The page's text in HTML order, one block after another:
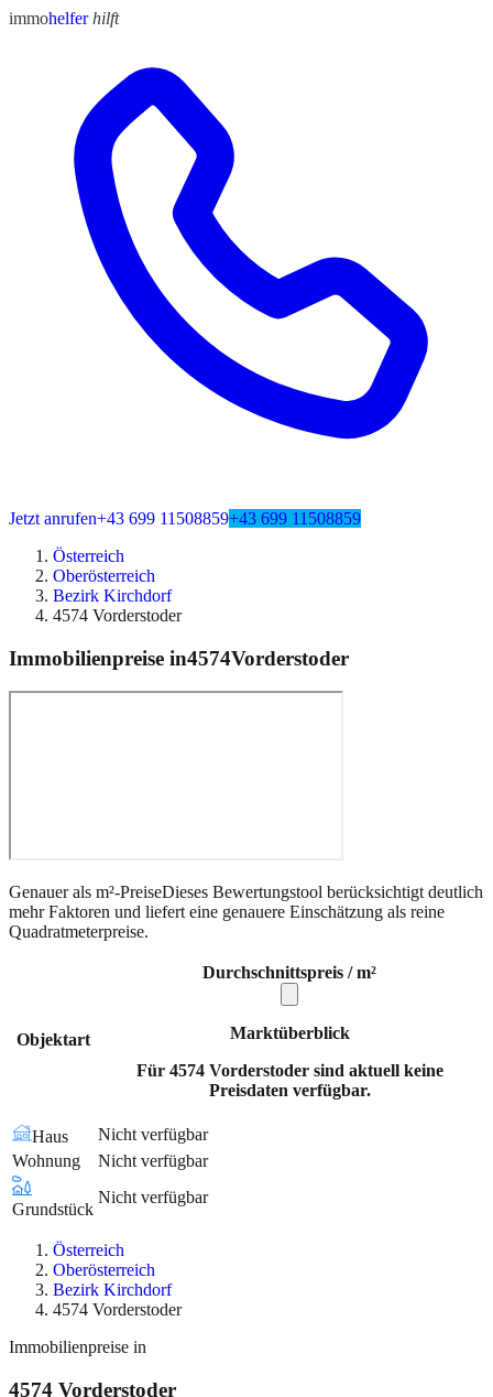
immohelfer hilft
Jetzt anrufen+43 699 11508859+43 699 11508859
Österreich
Oberösterreich
Bezirk Kirchdorf
4574 Vorderstoder
Immobilienpreise in4574Vorderstoder
Genauer als m²-PreiseDieses Bewertungstool berücksichtigt deutlich
mehr Faktoren und liefert eine genauere Einschätzung als reine
Quadratmeterpreise.
Objektart
Durchschnittspreis / m²
Marktüberblick
Für 4574 Vorderstoder sind aktuell keine
Preisdaten verfügbar.
Haus
Nicht verfügbar
Wohnung
Nicht verfügbar
Grundstück
Nicht verfügbar
Österreich
Oberösterreich
Bezirk Kirchdorf
4574 Vorderstoder
Immobilienpreise in
4574 Vorderstoder